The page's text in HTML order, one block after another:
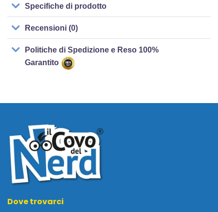
Specifiche di prodotto
Recensioni (0)
Politiche di Spedizione e Reso 100%
Garantito
Dove trovarci